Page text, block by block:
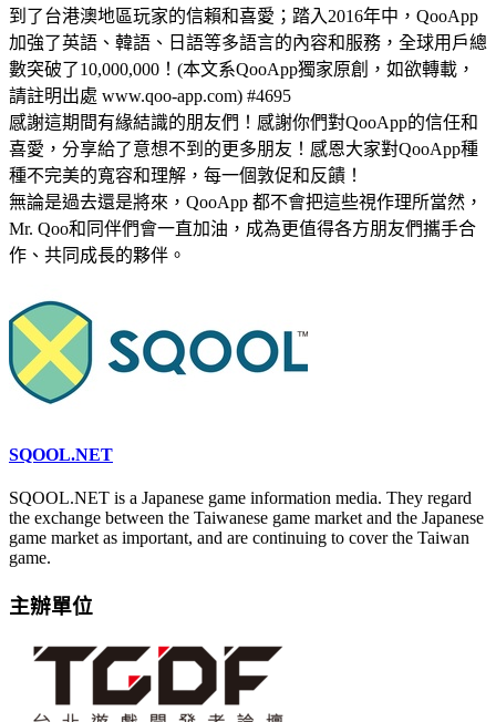
到了台港澳地區玩家的信賴和喜愛；踏入2016年中，QooApp
加強了英語、韓語、日語等多語言的內容和服務，全球用戶總
數突破了10,000,000！(本文系QooApp獨家原創，如欲轉載，
請註明出處 www.qoo-app.com) #4695
感謝這期間有緣結識的朋友們！感謝你們對QooApp的信任和
喜愛，分享給了意想不到的更多朋友！感恩大家對QooApp種
種不完美的寬容和理解，每一個敦促和反饋！
無論是過去還是將來，QooApp 都不會把這些視作理所當然，
Mr. Qoo和同伴們會一直加油，成為更值得各方朋友們攜手合
作、共同成長的夥伴。
SQOOL.NET
SQOOL.NET is a Japanese game information media. They regard
the exchange between the Taiwanese game market and the Japanese
game market as important, and are continuing to cover the Taiwan
game.
主辦單位